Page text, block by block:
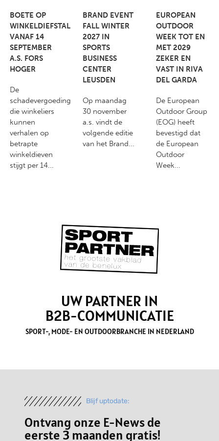
BOETE OP
WINKELDIEFSTAL
VANAF 14
SEPTEMBER
A.S. FORS
HOGER
De
schadevergoeding
die winkeliers
kunnen
verhalen op
betrapte
winkeldieven
stijgt per 14...
BRAND EVENT
FALL WINTER
2027 IN
SPORTS
BUSINESS
CENTER
LEUSDEN
Op maandag
30 november
a.s. vindt de
volgende editie
van het Brand...
EUROPEAN
OUTDOOR
WEEK TOT EN
MET 2029
ZEKER EN
VAST IN RIVA
DEL GARDA
De European
Outdoor Group
(EOG) heeft
bevestigd dat
de European
Outdoor
Week...
UW PARTNER IN
B2B-COMMUNICATIE
SPORT-, MODE- EN OUTDOORBRANCHE IN NEDERLAND
Blijf uptodate:
Ontvang onze E-News de
eerste 3 maanden gratis!